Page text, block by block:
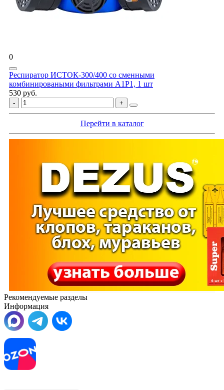
0
Респиратор ИСТОК-300/400 со сменными
комбинироваными фильтрами A1P1, 1 шт
530 руб.
Перейти в каталог
Рекомендуемые разделы
Информация